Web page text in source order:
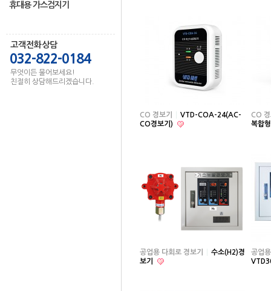
휴대용 가스검지기
고객전화상담
032-822-0184
무엇이든 물어보세요!
친절히 상담해드리겠습니다.
CO 경보기
VTD-COA-24(AC-
CO경보기)
CO
복합
공업용 다회로 경보기
수소(H2)경
보기
공업